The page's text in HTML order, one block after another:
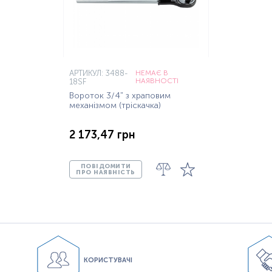
АРТИКУЛ: 3488-
18SF
НЕМАЄ В
НАЯВНОСТІ
Вороток 3/4" з храповим
механізмом (тріскачка)
2 173,47 грн
ПОВІДОМИТИ
ПРО НАЯВНІСТЬ
КОРИСТУВАЧІ